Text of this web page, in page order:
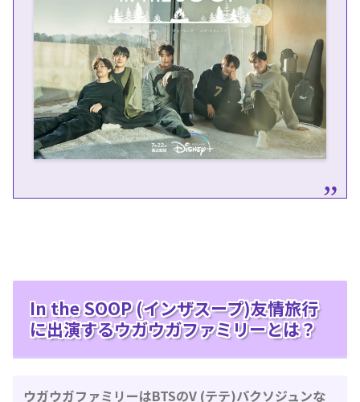
In the SOOP (インザスープ)友情旅行
に出演するウガウガファミリーとは？
ウガウガファミリーはBTSのV (テテ)パクソジュンな